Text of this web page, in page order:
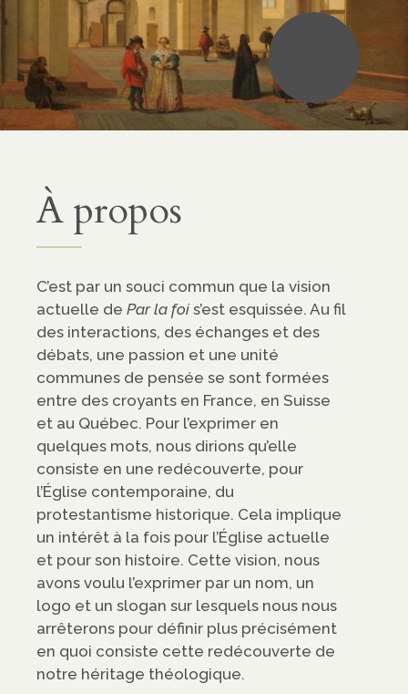
À propos
C’est par un souci commun que la vision
actuelle dePar la foi s’est esquissée. Au fil
des interactions, des échanges et des
débats, une passion et une unité
communes de pensée se sont formées
entre des croyants en France, en Suisse
et au Québec. Pour l’exprimer en
quelques mots, nous dirions qu’elle
consiste en une redécouverte, pour
l’Église contemporaine, du
protestantisme historique. Cela implique
un intérêt à la fois pour l’Église actuelle
et pour son histoire. Cette vision, nous
avons voulu l’exprimer par un nom, un
logo et un slogan sur lesquels nous nous
arrêterons pour définir plus précisément
en quoi consiste cette redécouverte de
notre héritage théologique.